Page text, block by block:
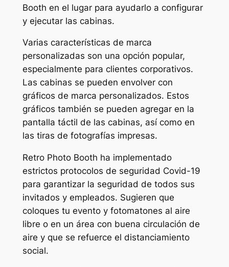
Booth en el lugar para ayudarlo a configurar
y ejecutar las cabinas.
Varias características de marca
personalizadas son una opción popular,
especialmente para clientes corporativos.
Las cabinas se pueden envolver con
gráficos de marca personalizados. Estos
gráficos también se pueden agregar en la
pantalla táctil de las cabinas, así como en
las tiras de fotografías impresas.
Retro Photo Booth ha implementado
estrictos protocolos de seguridad Covid-19
para garantizar la seguridad de todos sus
invitados y empleados. Sugieren que
coloques tu evento y fotomatones al aire
libre o en un área con buena circulación de
aire y que se refuerce el distanciamiento
social.